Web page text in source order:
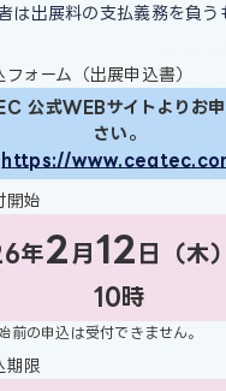
は出展料の支払義務を負う
フォーム（出展申込書）
公式WEBサイトよりお
さい。
https://
開始
年2 月 12 日（木
10時
前の申込は受付できません。
期限